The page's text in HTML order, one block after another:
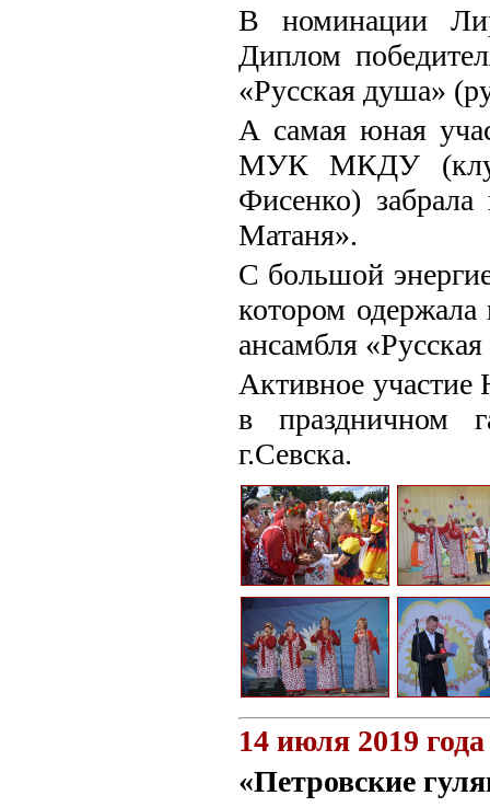
В номинации
Диплом
«Русская душа»
А самая юная
МУК МКДУ
Фисенко)
Матаня».
С большой
котором одержала
ансамбля
Активное
в праздничном
г.Севска.
14 июля 2019 года
«Петровские